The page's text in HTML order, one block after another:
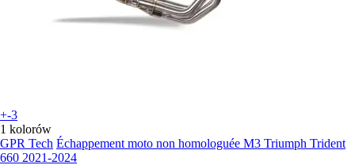
+-3
1 kolorów
GPR Tech Échappement moto non homologuée M3 Triumph Trident
660 2021-2024